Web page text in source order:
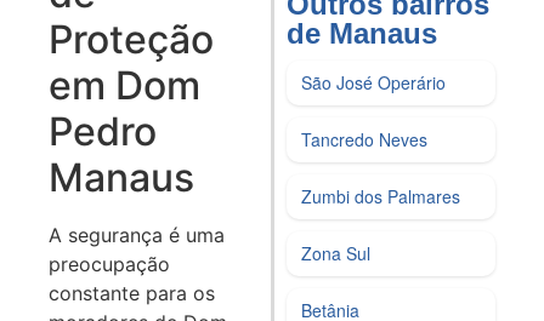
Proteção
em Dom
Pedro
Manaus
A segurança é uma
preocupação
constante para os
de Manaus
São José Operário
Tancredo Neves
Zumbi dos Palmares
Zona Sul
Betânia